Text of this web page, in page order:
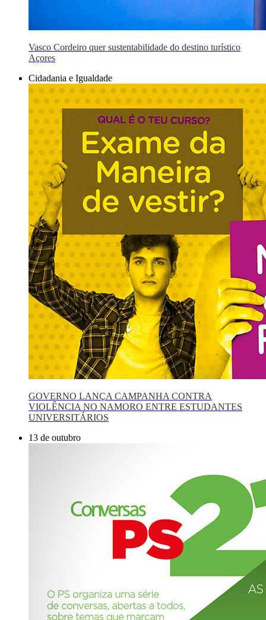
Vasco Cordeiro quer sustentabilidade do destino turístico
Açores
Cidadania e Igualdade
GOVERNO LANÇA CAMPANHA CONTRA
VIOLÊNCIA NO NAMORO ENTRE ESTUDANTES
UNIVERSITÁRIOS
13 de outubro